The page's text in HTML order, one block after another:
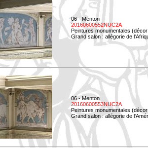
06 - Menton
20160600552NUC2A
Peintures monumentales
Grand salon : allégorie de
06 - Menton
20160600553NUC2A
Peintures monumentales
Grand salon : allégorie de